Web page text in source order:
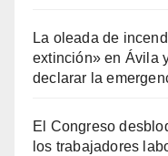
La oleada de
extinción» en Ávila
declarar la
El Congreso
los trabajadores